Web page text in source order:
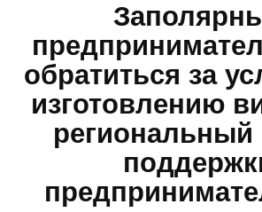
обратиться за
изготовлению
региональный